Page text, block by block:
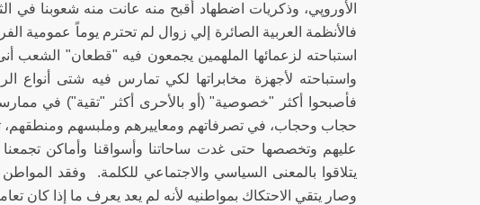
الأوروپي، وذكريات اضطهاد أقبح منه عانت منه شعوبنا في
فالأنظمة العربية الصائرة إلي زوال لم تحترم يوماً عمومية
استباحته لزعمائها الملهمين يجمعون فيه "قطعان" الشعب
واستباحته لأجهزة مخابراتها لكي تمارس فيه شتى أنواع
فأصبحوا أكثر "خصوصية" (أو بالأحرى أكثر "تقية") في
حجاب وحجاب، في تصرفاتهم ومعاييرهم وملبسهم
عليهم وتخصصها حتى غدت ساحاتنا وأسواقنا وأماكن
يتلاقوا بالمعنى السياسي والاجتماعي للكلمة. وفقد المواطن
وصار يتقي الاحتكاك بمواطنيه لأنه لم يعد يعرف ما إذا كان